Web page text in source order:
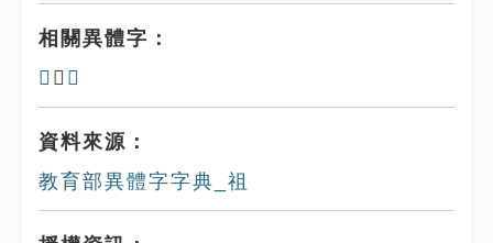
相關異體字：
𥛜 、 袓
資料來源：
教育部異體字字典_祖